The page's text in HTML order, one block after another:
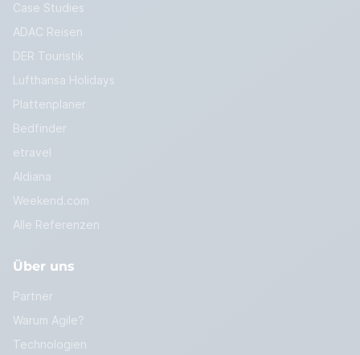
Case Studies
ADAC Reisen
DER Touristik
Lufthansa Holidays
Plattenplaner
Bedfinder
etravel
Aldiana
Weekend.com
Alle Referenzen
Über uns
Partner
Warum Agile?
Technologien